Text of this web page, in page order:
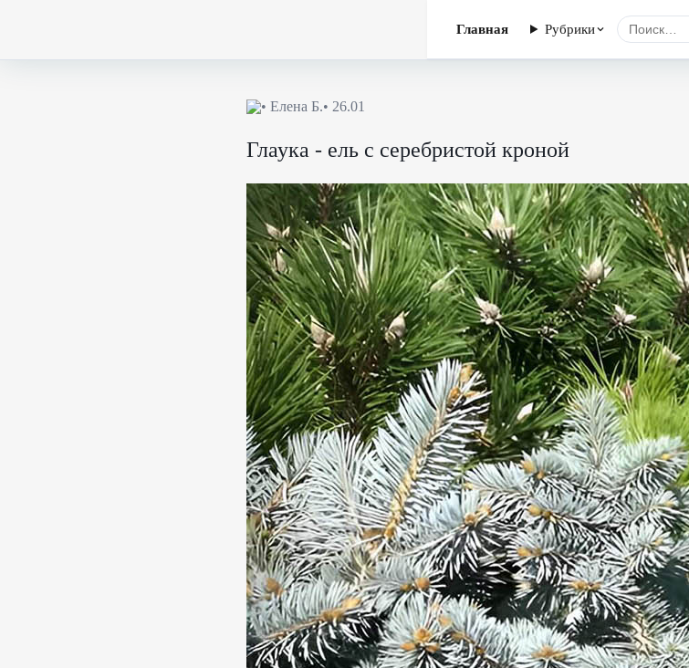
Главная Рубрики
• Елена Б.• 26.01
Глаука - ель с серебристой кроной